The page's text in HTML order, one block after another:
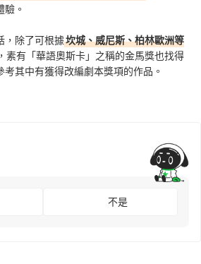
。
，除了可根據坎城、威尼斯、柏林歐洲等
素有「華語奧斯卡」之稱的金馬獎也找得
其中有獲得改編劇本獎項的作品。
不是